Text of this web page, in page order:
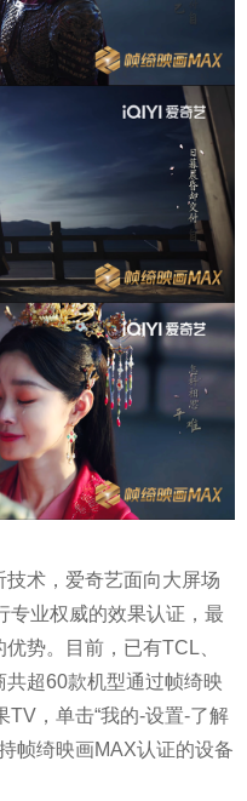
术，爱奇艺面向大屏场
专业权威的效果认证，最
势。目前，已有TCL、
超60款机型通过帧绮映
，单击“我的-设置-了解
帧绮映画MAX认证的设备